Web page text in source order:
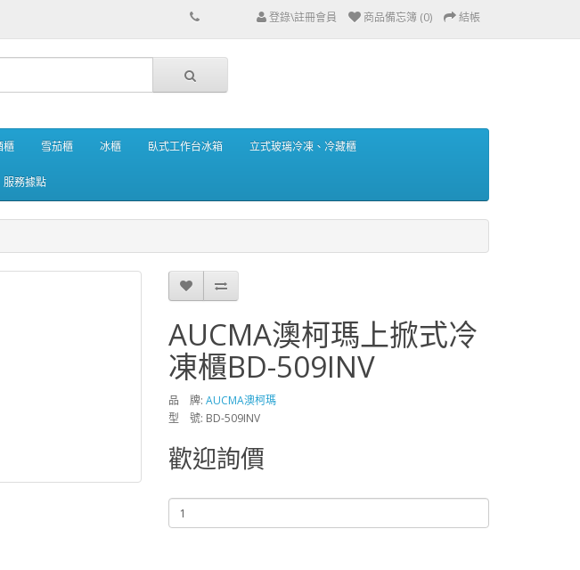
登錄\註冊會員 商品備忘簿 (0) 結帳
櫃 雪茄櫃 冰櫃 臥式工作台冰箱 立式玻璃冷凍、冷藏櫃
服務據點
AUCMA澳柯瑪上掀式冷
凍櫃BD-509INV
品 牌: AUCMA澳柯瑪
型 號: BD-509INV
歡迎詢價